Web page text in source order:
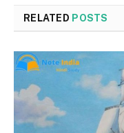
RELATED POSTS